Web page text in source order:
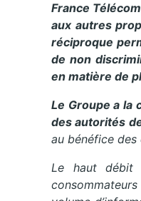
France
aux autres
réciproque
de non
en matière de
Le Groupe a la
des autorités
au bénéfice des
Le haut débit